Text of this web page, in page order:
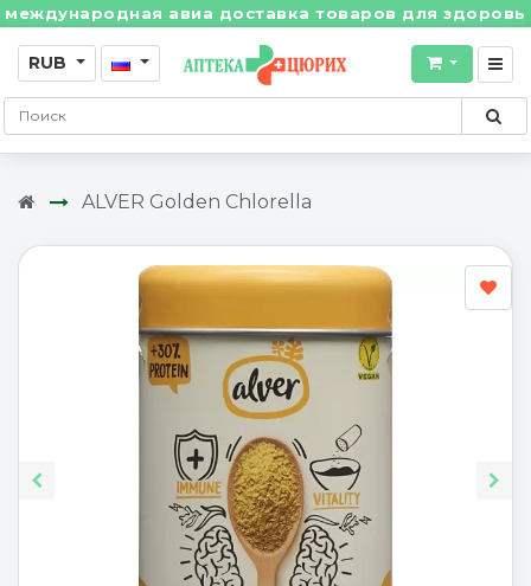
авиа доставка товаров для здоровья
RUB
ALVER Golden Chlorella